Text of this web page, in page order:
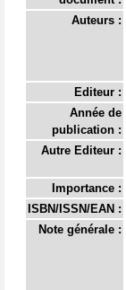
Auteurs :
Editeur :
Année de
publication :
Autre Editeur :
Importance :
ISBN/ISSN/EAN :
Note générale :